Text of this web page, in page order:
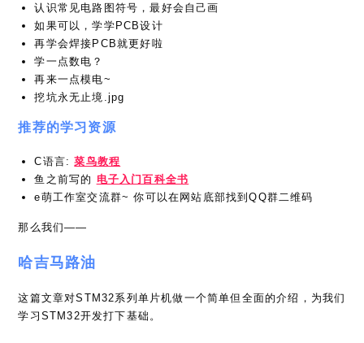
认识常见电路图符号，最好会自己画
如果可以，学学PCB设计
再学会焊接PCB就更好啦
学一点数电？
再来一点模电~
挖坑永无止境.jpg
推荐的学习资源
C语言:菜鸟教程
鱼之前写的 电子入门百科全书
e萌工作室交流群~ 你可以在网站底部找到QQ群二维码
那么我们——
哈吉马路油
这篇文章对STM32系列单片机做一个简单但全面的介绍，为我们
学习STM32开发打下基础。